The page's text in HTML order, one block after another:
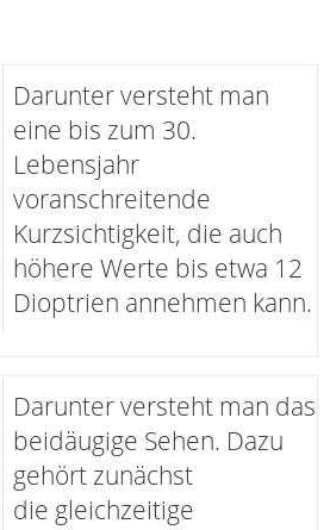
Darunter versteht man
eine bis zum 30.
Lebensjahr
voranschreitende
Kurzsichtigkeit, die auch
höhere Werte bis etwa 12
Dioptrien annehmen kann.
Darunter versteht man das
beidäugige Sehen. Dazu
gehört zunächst
die gleichzeitige